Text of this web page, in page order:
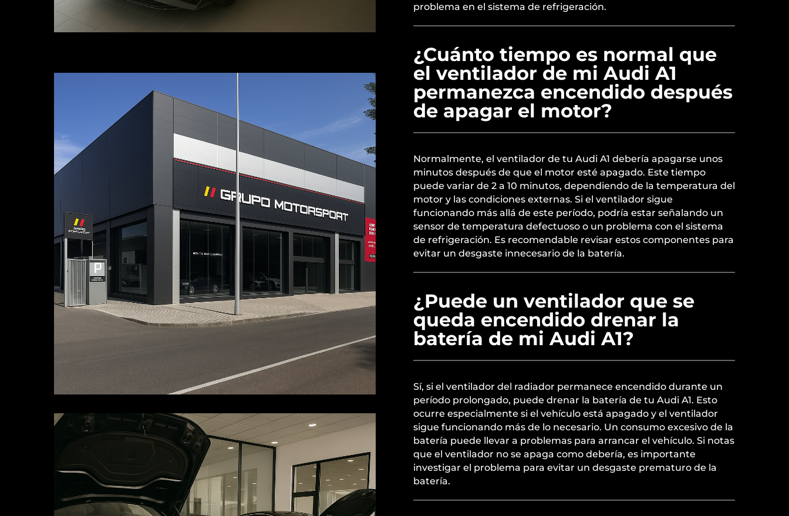
problema en el sistema de refrigeración.
¿Cuánto tiempo es normal que
el ventilador de mi Audi A1
permanezca encendido después
de apagar el motor?
Normalmente, el ventilador de tu Audi A1 debería apagarse unos
minutos después de que el motor esté apagado. Este tiempo
puede variar de 2 a 10 minutos, dependiendo de la temperatura del
motor y las condiciones externas. Si el ventilador sigue
funcionando más allá de este período, podría estar señalando un
sensor de temperatura defectuoso o un problema con el sistema
de refrigeración. Es recomendable revisar estos componentes para
evitar un desgaste innecesario de la batería.
¿Puede un ventilador que se
queda encendido drenar la
batería de mi Audi A1?
Sí, si el ventilador del radiador permanece encendido durante un
período prolongado, puede drenar la batería de tu Audi A1. Esto
ocurre especialmente si el vehículo está apagado y el ventilador
sigue funcionando más de lo necesario. Un consumo excesivo de la
batería puede llevar a problemas para arrancar el vehículo. Si notas
que el ventilador no se apaga como debería, es importante
investigar el problema para evitar un desgaste prematuro de la
batería.